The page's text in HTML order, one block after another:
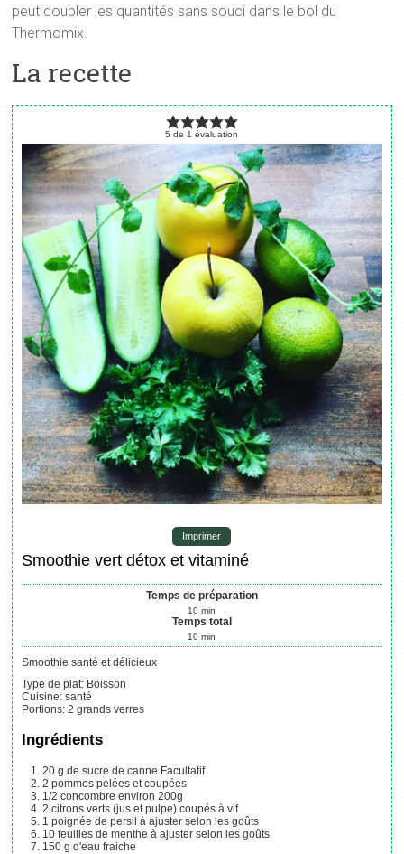
peut doubler les quantités sans souci dans le bol du
Thermomix.
La recette
5 de1 évaluation
Imprimer
Smoothie vert détox et vitaminé
Temps de préparation
10 min
Temps total
10 min
Smoothie santé et délicieux
Type de plat: Boisson
Cuisine: santé
Portions:2 grands verres
Ingrédients
20 g de sucre de canne Facultatif
2 pommespelées et coupées
1/2 concombre environ 200g
2 citrons verts (jus et pulpe) coupés à vif
1 poignée de persil à ajuster selon les goûts
10 feuilles de menthe à ajuster selon les goûts
150 g d'eau fraiche